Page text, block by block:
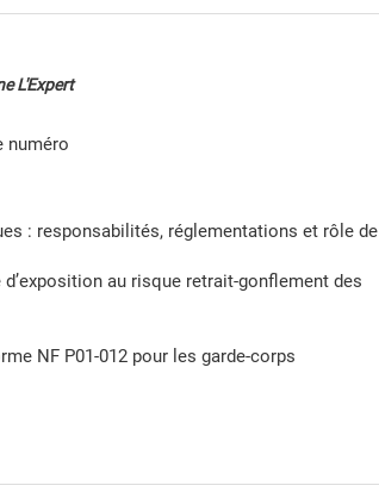
L'Expert
numéro
: responsabilités, réglementations et rôle de
au risque retrait-gonflement des
NF P01-012 pour les garde-corps